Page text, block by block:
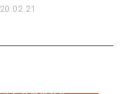
20.02.21